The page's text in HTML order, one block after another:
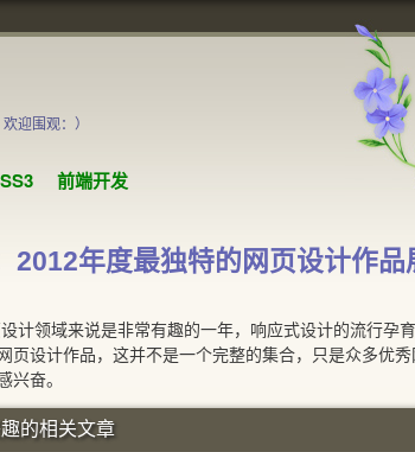
欢迎围观：）
前端开发
2012年度最独特的网页设计作品
领域来说是非常有趣的一年，响应式设计的流行孕
页设计作品，这并不是一个完整的集合，只是众多优
兴奋。
的相关文章